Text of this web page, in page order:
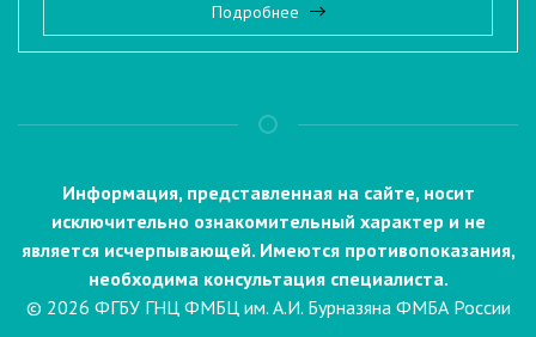
Подробнее
Информация, представленная на сайте, носит
исключительно ознакомительный характер и не
является исчерпывающей. Имеются противопоказания,
необходима консультация специалиста.
© 2026 ФГБУ ГНЦ ФМБЦ им. А.И. Бурназяна ФМБА России